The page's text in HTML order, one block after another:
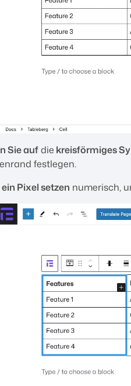
Sie aufdie kreisförmiges
festlegen.
ein Pixel setzen numerisch,